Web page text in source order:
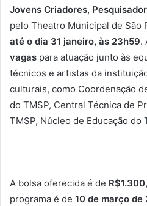
Jovens Criadores,
pelo Theatro Municipal de São
até o dia 31 janeiro, às 23h59.
vagas para atuação junto às
técnicos e artistas da
culturais, como Coordenação
do TMSP, Central Técnica de
TMSP, Núcleo de Educação do
A bolsa oferecida é de
programa é de 10 de março de